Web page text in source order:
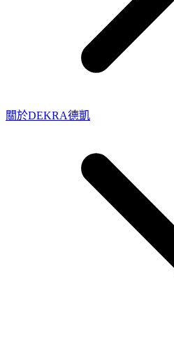
關於DEKRA德凱